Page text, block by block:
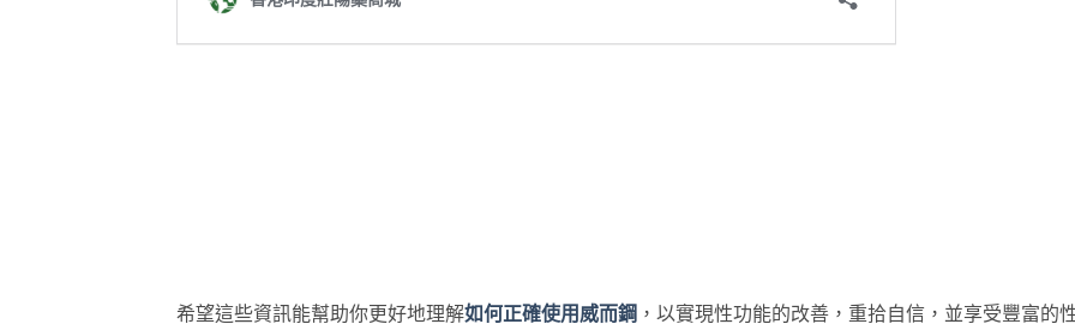
希望這些資訊能幫助你更好地理解如何正確使用威而鋼 ，以實現性功能的改善，重拾自信，並享受豐富的